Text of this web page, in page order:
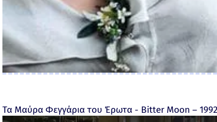
Τα Μαύρα Φεγγάρια του Έρωτα - Bitter Moon –